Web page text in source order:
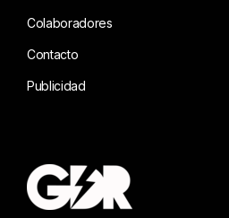
Colaboradores
Contacto
Publicidad